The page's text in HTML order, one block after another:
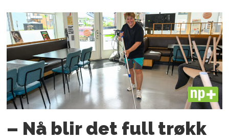
PLUS
– Nå blir det full trøkk